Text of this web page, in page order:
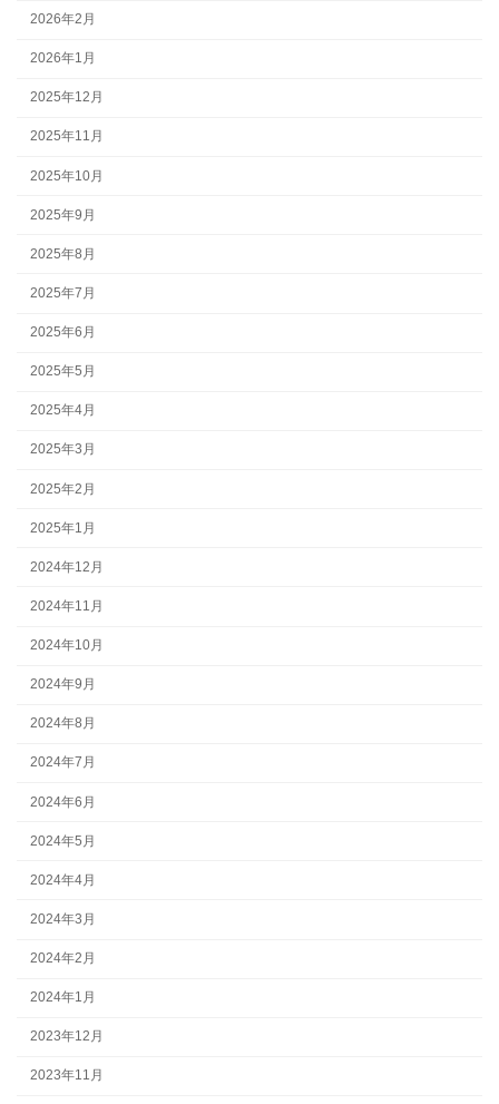
2026年2月
2026年1月
2025年12月
2025年11月
2025年10月
2025年9月
2025年8月
2025年7月
2025年6月
2025年5月
2025年4月
2025年3月
2025年2月
2025年1月
2024年12月
2024年11月
2024年10月
2024年9月
2024年8月
2024年7月
2024年6月
2024年5月
2024年4月
2024年3月
2024年2月
2024年1月
2023年12月
2023年11月